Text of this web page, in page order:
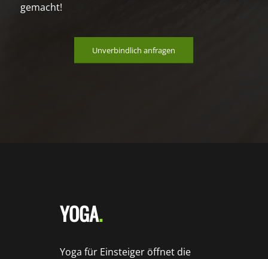
gemacht!
Unverbindlich anfragen
YOGA.
Yoga für Einsteiger öffnet die